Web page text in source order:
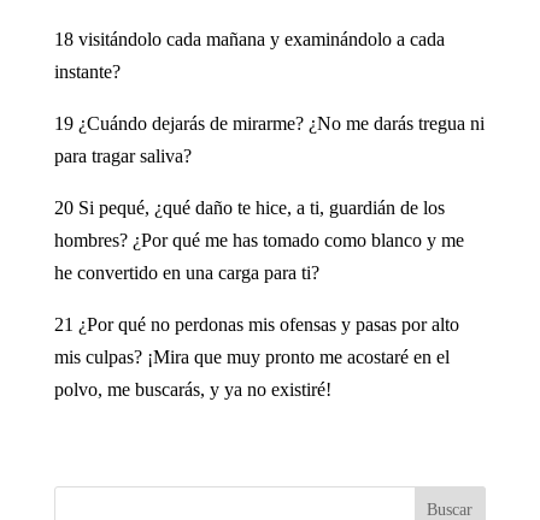
18 visitándolo cada mañana y examinándolo a cada
instante?
19 ¿Cuándo dejarás de mirarme? ¿No me darás tregua ni
para tragar saliva?
20 Si pequé, ¿qué daño te hice, a ti, guardián de los
hombres? ¿Por qué me has tomado como blanco y me
he convertido en una carga para ti?
21 ¿Por qué no perdonas mis ofensas y pasas por alto
mis culpas? ¡Mira que muy pronto me acostaré en el
polvo, me buscarás, y ya no existiré!
Buscar